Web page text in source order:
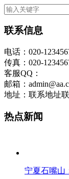
联系信息
电话：020-
传真：020-
客服QQ：
邮箱：
地址：联系地址
热点新闻
宁夏石嘴山